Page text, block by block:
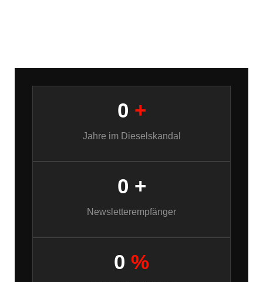
0 +
Jahre im Dieselskandal
0 +
Newsletterempfänger
0 %